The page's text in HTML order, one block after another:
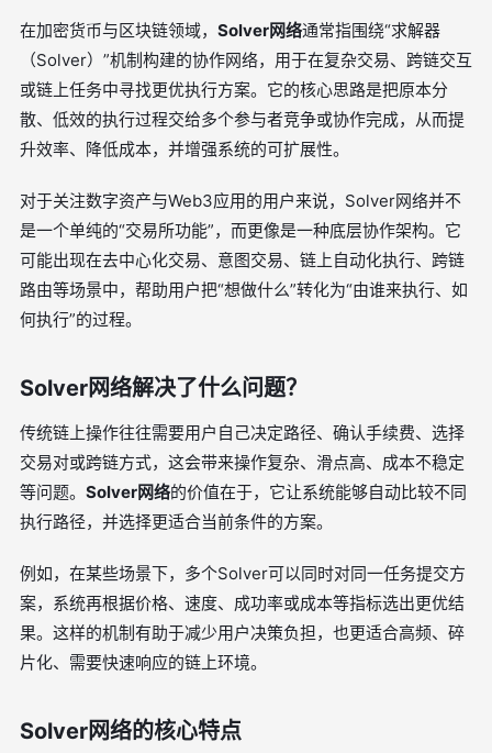
在加密货币与区块链领域， Solver网络通常指围绕“求解器
（Solver）”机制构建的协作网络，用于在复杂交易、跨链交互
或链上任务中寻找更优执行方案。它的核心思路是把原本分
散、低效的执行过程交给多个参与者竞争或协作完成，从而提
升效率、降低成本，并增强系统的可扩展性。
对于关注数字资产与Web3应用的用户来说，Solver网络并不
是一个单纯的“交易所功能”，而更像是一种底层协作架构。它
可能出现在去中心化交易、意图交易、链上自动化执行、跨链
路由等场景中，帮助用户把“想做什么”转化为“由谁来执行、如
何执行”的过程。
Solver网络解决了什么问题？
传统链上操作往往需要用户自己决定路径、确认手续费、选择
交易对或跨链方式，这会带来操作复杂、滑点高、成本不稳定
等问题。 Solver网络的价值在于，它让系统能够自动比较不同
执行路径，并选择更适合当前条件的方案。
例如，在某些场景下，多个Solver可以同时对同一任务提交方
案，系统再根据价格、速度、成功率或成本等指标选出更优结
果。这样的机制有助于减少用户决策负担，也更适合高频、碎
片化、需要快速响应的链上环境。
Solver网络的核心特点